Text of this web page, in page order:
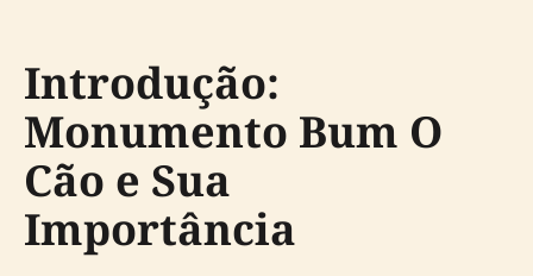
Introdução:
Monumento Bum O
Cão e Sua
Importância